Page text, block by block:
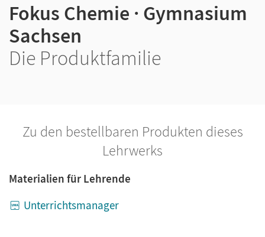
Fokus Chemie · Gymnasium
Sachsen
Die Produktfamilie
Zu den bestellbaren Produkten dieses
Lehrwerks
Materialien für Lehrende
Unterrichtsmanager